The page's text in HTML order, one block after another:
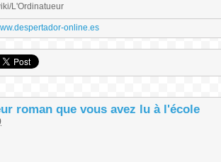
L'Ordinatueur
online.es
roman que vous avez lu à l'école